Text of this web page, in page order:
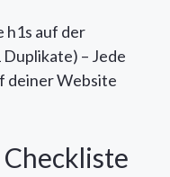
h1s auf der
– Jede
deiner Website